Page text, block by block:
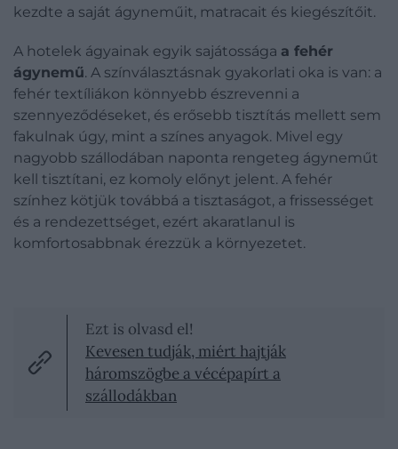
kezdte a saját ágyneműit, matracait és kiegészítőit.
A hotelek ágyainak egyik sajátossága a fehér
ágynemű. A színválasztásnak gyakorlati oka is van: a
fehér textíliákon könnyebb észrevenni a
szennyeződéseket, és erősebb tisztítás mellett sem
fakulnak úgy, mint a színes anyagok. Mivel egy
nagyobb szállodában naponta rengeteg ágyneműt
kell tisztítani, ez komoly előnyt jelent. A fehér
színhez kötjük továbbá a tisztaságot, a frissességet
és a rendezettséget, ezért akaratlanul is
komfortosabbnak érezzük a környezetet.
Ezt is olvasd el!
Kevesen tudják, miért hajtják
háromszögbe a vécépapírt a
szállodákban